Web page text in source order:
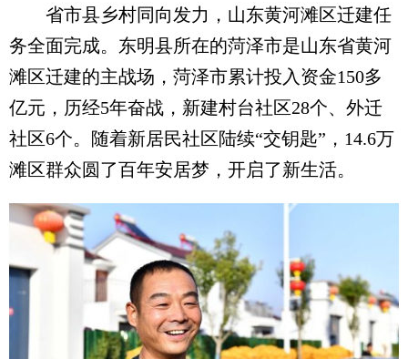
省市县乡村同向发力，山东黄河滩区迁建任
务全面完成。东明县所在的菏泽市是山东省黄河
滩区迁建的主战场，菏泽市累计投入资金150多
亿元，历经5年奋战，新建村台社区28个、外迁
社区6个。随着新居民社区陆续“交钥匙”，14.6万
滩区群众圆了百年安居梦，开启了新生活。